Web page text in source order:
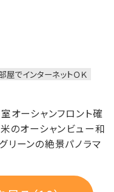
屋でインターネットＯＫ
オーシャンフロント確
のオーシャンビュー和
リーンの絶景パノラマ